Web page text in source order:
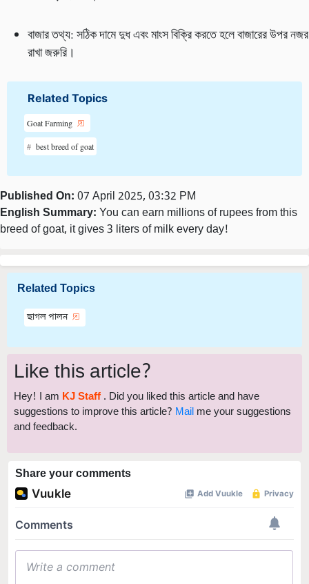
বাজার তথ্য: সঠিক দামে দুধ এবং মাংস বিক্রি করতে হলে বাজারের উপর নজর
রাখা জরুরি।
Related Topics
Goat Farming
best breed of goat
Published On: 07 April 2025, 03:32 PM
English Summary: You can earn millions of rupees from this
breed of goat, it gives 3 liters of milk every day!
Related Topics
ছাগল পালন
Like this article?
Hey! I am KJ Staff . Did you liked this article and have
suggestions to improve this article? Mail me your suggestions
and feedback.
Share your comments